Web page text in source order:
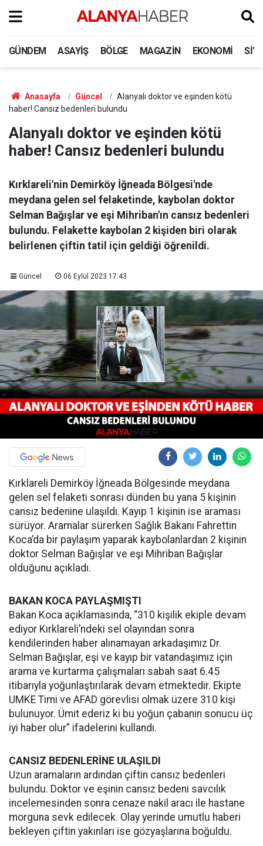
GÜNDEM ASAYIŞ BÖLGE MAGAZIN EKONOMI
Anasayfa Güncel
Alanyalı doktor ve eşinden kötü
haber! Cansız bedenleri bulundu
Alanyalı doktor ve eşinden kötü
haber! Cansız bedenleri bulundu
Kırklareli'nin Demirköy İğneada Bölgesi'nde
meydana gelen sel felaketinde, kaybolan doktor
Selman Bağışlar ve eşi Mihriban'ın cansız bedenleri
bulundu. Felakette kaybolan 2 kişiden biri olarak
belirlenen çiftin tatil için geldiği öğrenildi.
Güncel 06 Eylül 2023 17:43
Kırklareli Demirköy İğneada Bölgesinde meydana
gelen sel felaketi sonrası dünden bu yana 5 kişinin
cansız bedenine ulaşıldı. Kayıp 1 kişinin ise araması
sürüyor. Aramalar sürerken Sağlık Bakanı Fahrettin
Koca’da bir paylaşım yaparak kaybolanlardan 2 kişinin
doktor Selman Bağışlar ve eşi Mihriban Bağışlar
olduğunu açıkladı.
BAKAN KOCA PAYLAŞMIŞTI
Bakan Koca açıklamasında, “310 kişilik ekiple devam
ediyor Kırklareli’ndeki sel olayından sonra
kendilerinden haber alınamayan arkadaşımız Dr.
Selman Bağışlar, eşi ve kayıp bir vatandaşımız için
arama ve kurtarma çalışmaları sabah saat 6.45
itibarıyla yoğunlaştırılarak devam etmektedir. Ekipte
UMKE Timi ve AFAD görevlisi olmak üzere 310 kişi
bulunuyor. Ümit ederiz ki bu yoğun çabanın sonucu üç
iyi haber olur” ifadelerini kullandı.
CANSIZ BEDENLERİNE ULAŞILDI
Uzun aramaların ardından çiftin cansız bedenleri
bulundu. Doktor ve eşinin cansız bedeni savcılık
incelemesinden sonra cenaze nakil aracı ile hastane
morguna sevk edilecek. Olay yerinde umutlu haberi
bekleyen çiftin yakınları ise gözyaşlarına boğuldu.